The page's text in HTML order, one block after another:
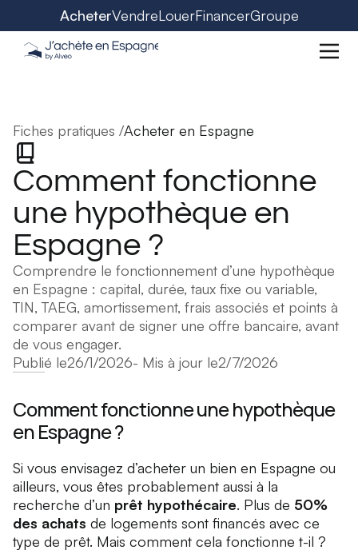
AcheterVendreLouerFinancerGroupe
Fiches pratiques /Acheter en Espagne
Comment fonctionne
une hypothèque en
Espagne ?
Comprendre le fonctionnement d’une hypothèque
en Espagne : capital, durée, taux fixe ou variable,
TIN, TAEG, amortissement, frais associés et points à
comparer avant de signer une offre bancaire, avant
de vous engager.
Publié le26/1/2026- Mis à jour le2/7/2026
Comment fonctionne une hypothèque
en Espagne ?
Si vous envisagez d’acheter un bien en Espagne ou
ailleurs, vous êtes probablement aussi à la
recherche d’un prêt hypothécaire. Plus de 50%
des achats de logements sont financés avec ce
type de prêt. Mais comment cela fonctionne t-il ?